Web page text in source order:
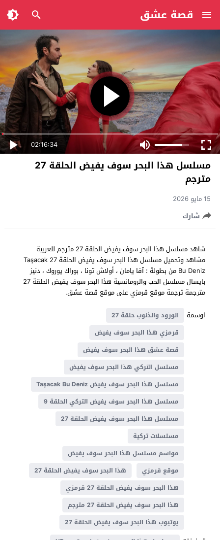
قصة عشق
02:16:34
مسلسل هذا البحر سوف يفيض الحلقة 27
مترجم
15 مايو 2026
شارك
شاهد مسلسل هذا البحر سوف يفيض الحلقة 27 مترجم للعربية
مشاهد وتحميل مسلسل هذا البحر سوف يفيض الحلقة 27 Taşacak
Bu Deniz من بطولة : آفا يامان ، أولاش تونا ، بوراك يوروك ، دنيز
بايسال مسلسل الحب والرومانسية هذا البحر سوف يفيض الحلقة 27
مترجمة ترجمة موقع قرمزي على موقع قصة عشق.
اوسمة
الورود والذنوب حلقة 27
قرمزي هذا البحر سوف يفيض
قصة عشق هذا البحر سوف يفيض
مسلسل التركي هذا البحر سوف يفيض
مسلسل هذا البحر سوف يفيض Taşacak Bu Deniz
مسلسل هذا البحر سوف يفيض التركي الحلقة 9
مسلسل هذا البحر سوف يفيض الحلقة 27
مسلسلات تركية
مواسم مسلسل هذا البحر سوف يفيض
موقع قرمزي
هذا البحر سوف يفيض الحلقة 27
هذا البحر سوف يفيض الحلقة 27 قرمزي
هذا البحر سوف يفيض الحلقة 27 مترجم
يوتيوب هذا البحر سوف يفيض الحلقة 27